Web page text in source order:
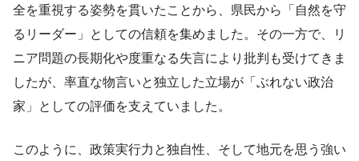
全を重視する姿勢を貫いたことから、県民から「自然を守
るリーダー」としての信頼を集めました。その一方で、リ
ニア問題の長期化や度重なる失言により批判も受けてきま
したが、率直な物言いと独立した立場が「ぶれない政治
家」としての評価を支えていました。
このように、政策実行力と独自性、そして地元を思う強い